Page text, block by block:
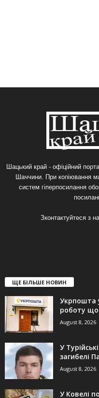
Шацький край - офіційний
Шаччини. При копіювання
систем гіперпосилання
Зконтактуйтеся з
ЩЕ БІЛЬШЕ НОВИН
Укрпошта
роботу
August 8, 2026
У
загибелі
August 8, 2026
У Ковелі